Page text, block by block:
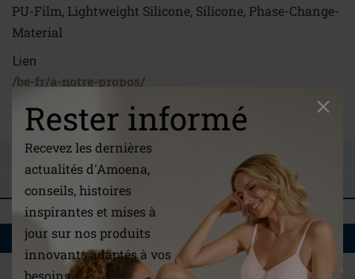
Rester informé
Recevez les dernières
actualités d'Amoena,
conseils, histoires
inspirantes et mises à
jour sur nos produits
innovants adaptés à vos
besoins
PU-Film, Lightweight Silicone, Silicone, Phase-Change-
Material
Lien
/be-fr/a-notre-propos/
Mode d'emploi
POSER UNE QUESTION
VOUS AIMEREZ AUSSI